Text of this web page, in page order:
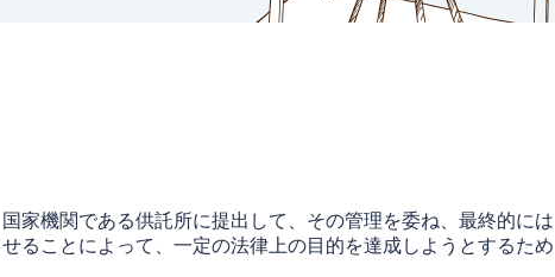
家機関である供託所に提出して、その管理を委ね、最終的には
ることによって、一定の法律上の目的を達成しようとするため